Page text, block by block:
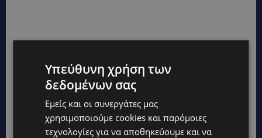
Υπεύθυνη χρήση των
δεδομένων σας
Εμείς και οι συνεργάτες μας
χρησιμοποιούμε cookies και παρόμοιες
τεχνολογίες για να αποθηκεύουμε και να